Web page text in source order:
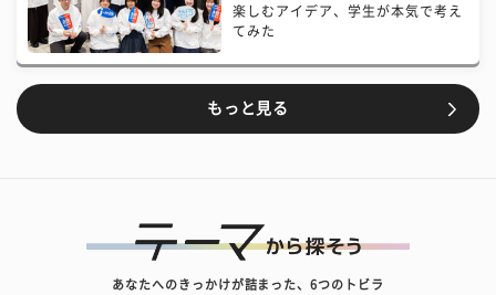
楽しむアイデア、学生が本気で考え
てみた
もっと見る
あなたへのきっかけが詰まった、6つのトビラ